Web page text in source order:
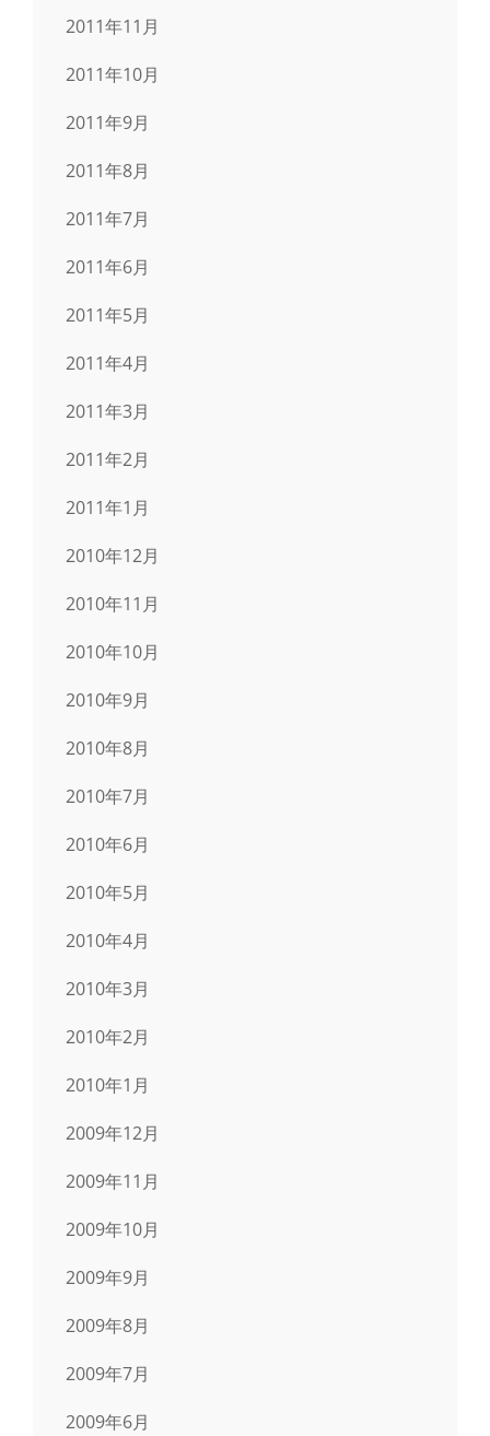
2011年11月
2011年10月
2011年9月
2011年8月
2011年7月
2011年6月
2011年5月
2011年4月
2011年3月
2011年2月
2011年1月
2010年12月
2010年11月
2010年10月
2010年9月
2010年8月
2010年7月
2010年6月
2010年5月
2010年4月
2010年3月
2010年2月
2010年1月
2009年12月
2009年11月
2009年10月
2009年9月
2009年8月
2009年7月
2009年6月